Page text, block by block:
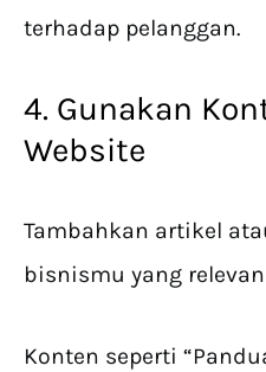
terhadap pelanggan.
4. Gunakan
Website
Tambahkan artikel
bisnismu yang
Konten seperti